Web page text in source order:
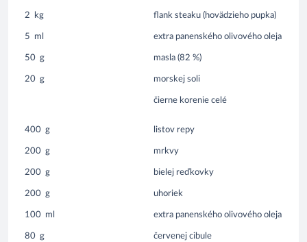
2 kg flank steaku (hovädzieho pupka)
5 ml extra panenského olivového oleja
50 g masla (82 %)
20 g morskej soli
čierne korenie celé
400 g listov repy
200 g mrkvy
200 g bielej reďkovky
200 g uhoriek
100 ml extra panenského olivového oleja
80 g červenej cibule